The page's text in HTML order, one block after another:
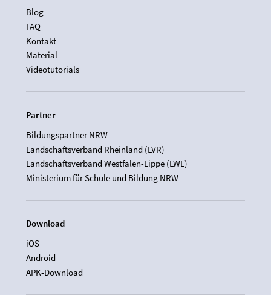
Blog
FAQ
Kontakt
Material
Videotutorials
Partner
Bildungspartner NRW
Landschaftsverband Rheinland (LVR)
Landschaftsverband Westfalen-Lippe (LWL)
Ministerium für Schule und Bildung NRW
Download
iOS
Android
APK-Download